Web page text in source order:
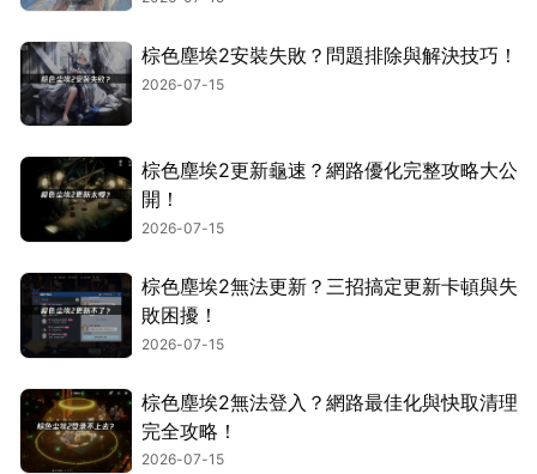
棕色塵埃2安裝失敗？問題排除與解決技巧！
2026-07-15
棕色塵埃2更新龜速？網路優化完整攻略大公
開！
2026-07-15
棕色塵埃2無法更新？三招搞定更新卡頓與失
敗困擾！
2026-07-15
棕色塵埃2無法登入？網路最佳化與快取清理
完全攻略！
2026-07-15